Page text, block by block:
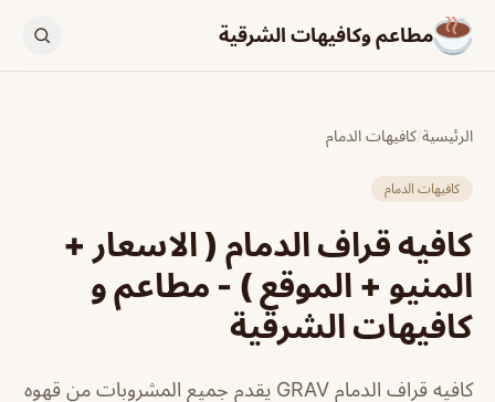
مطاعم وكافيهات الشرقية
الرئيسية/كافيهات الدمام
كافيهات الدمام
كافيه قراف الدمام ( الاسعار +
المنيو + الموقع ) - مطاعم و
كافيهات الشرقية
كافيه قراف الدمام GRAV يقدم جميع المشروبات من قهوه